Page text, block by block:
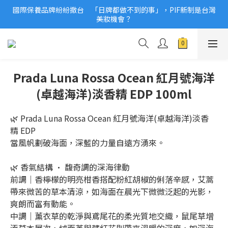
2026美妝小樣、試用品變少？PIF化妝品身分證7月上路！消費者
必懂5觀念
國際保養品牌紛紛撤台　「日牌都做不到的事」，PIF新制是台灣
美妝機會？
2026美妝小樣、試用品變少？PIF化妝品身分證7月上路！消費者
Prada Luna Rossa Ocean 紅月號海洋
(卓越海洋)淡香精 EDP 100ml
🌿 Prada Luna Rossa Ocean 紅月號海洋(卓越海洋)淡香
精 EDP
當風帆劃破海面，深藍的力量自遠方湧來。
🌿 香氣結構 · 馥奇調的深海律動
前調｜香檸檬的明亮柑香搭配粉紅胡椒的俐落辛感，艾蒿
帶來微苦的草本清涼，如海面在晨光下微微泛起的光影，
爽朗而富有動能。
中調｜薰衣草的乾淨與鳶尾花的柔光質地交織，鼠尾草增